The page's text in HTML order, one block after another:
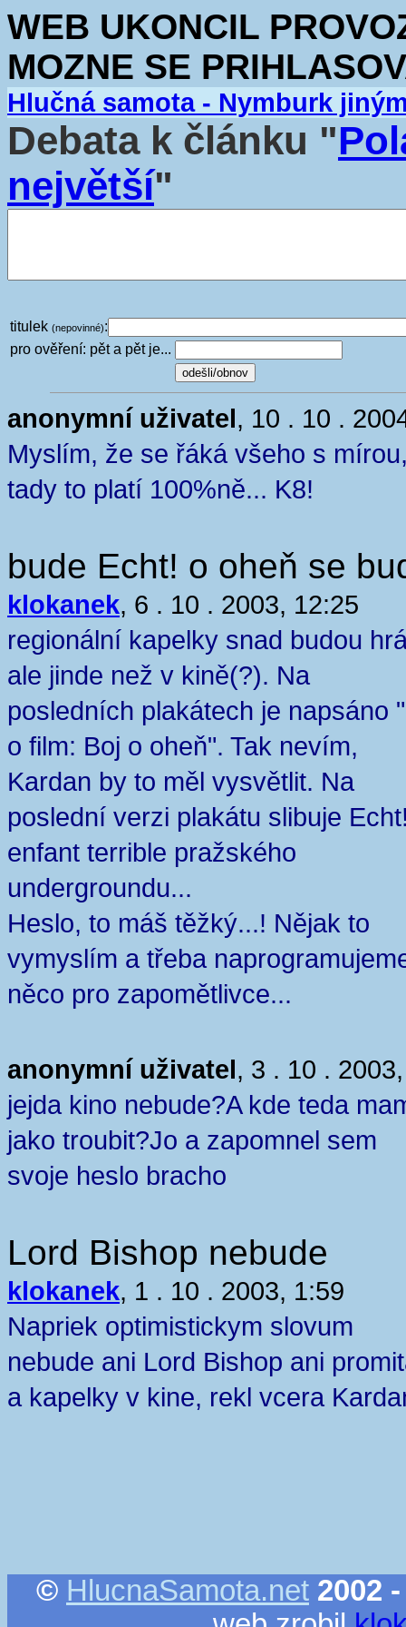
WEB UKONCIL
MOZNE SE
Hlučná samota - Nymburk
Debata k článku "
největší"
titulek (nepovinné):
pro ověření: pět a pět je...
anonymní uživatel, 10 . 10 .
Myslím, že se řáká všeho s
tady to platí 100%ně... K8!
bude Echt! o oheň se
klokanek, 6 . 10 . 2003, 12:25
regionální kapelky snad budou
ale jinde než v kině(?). Na
posledních plakátech je napsáno
o film: Boj o oheň". Tak nevím,
Kardan by to měl vysvětlit. Na
poslední verzi plakátu slibuje
enfant terrible pražského
undergroundu...
Heslo, to máš těžký...! Nějak to
vymyslím a třeba
něco pro zapomětlivce...
anonymní uživatel, 3 . 10 .
jejda kino nebude?A kde teda
jako troubit?Jo a zapomnel sem
svoje heslo bracho
Lord Bishop nebude
klokanek, 1 . 10 . 2003, 1:59
Napriek optimistickym slovum
nebude ani Lord Bishop ani
a kapelky v kine, rekl vcera
© HlucnaSamota.net 2002